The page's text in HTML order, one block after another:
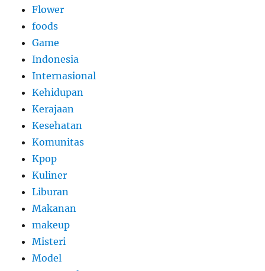
Flower
foods
Game
Indonesia
Internasional
Kehidupan
Kerajaan
Kesehatan
Komunitas
Kpop
Kuliner
Liburan
Makanan
makeup
Misteri
Model